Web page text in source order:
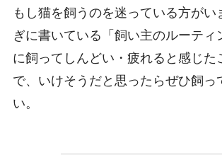
もし猫を飼うのを迷っている方がい
ぎに書いている「飼い主のルーティ
に飼ってしんどい・疲れると感じた
で、いけそうだと思ったらぜひ飼っ
い。